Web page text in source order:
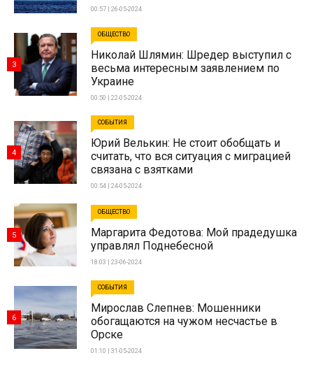
00:57 | 26-05-2024
ОБЩЕСТВО
Николай Шлямин: Шредер выступил с
весьма интересным заявлением по
Украине
00:50 | 22-05-2024
3
СОБЫТИЯ
Юрий Велькин: Не стоит обобщать и
считать, что вся ситуация с миграцией
связана с взятками
00:54 | 24-05-2024
4
ОБЩЕСТВО
Маргарита Федотова: Мой прадедушка
управлял Поднебесной
18:03 | 23-06-2024
5
СОБЫТИЯ
Мирослав Слепнев: Мошенники
обогащаются на чужом несчастье в
Орске
01:10 | 31-05-2024
6